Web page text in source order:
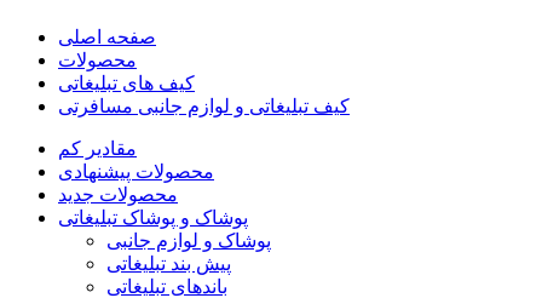
صفحه اصلی
محصولات
کیف های تبلیغاتی
کیف تبلیغاتی و لوازم جانبی مسافرتی
مقادیر کم
محصولات پیشنهادی
محصولات جدید
پوشاک و پوشاک تبلیغاتی
پوشاک و لوازم جانبی
پیش بند تبلیغاتی
باندهای تبلیغاتی